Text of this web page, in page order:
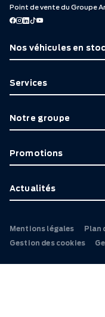
Point de vente du Groupe
Nos véhicules en
Services
Notre groupe
Promotions
Actualités
Mentions légales Plan
Gestion des cookies